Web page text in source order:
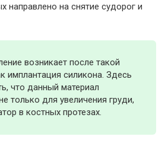
направлено на снятие судорог и
возникает после такой
имплантация силикона. Здесь
что данный материал
только для увеличения груди,
в костных протезах.